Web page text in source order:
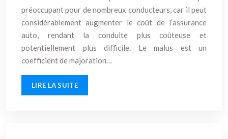
préoccupant pour de nombreux conducteurs, car il peut
considérablement augmenter le coût de l’assurance
auto, rendant la conduite plus coûteuse et
potentiellement plus difficile. Le malus est un
coefficient de majoration…
LIRE LA SUITE